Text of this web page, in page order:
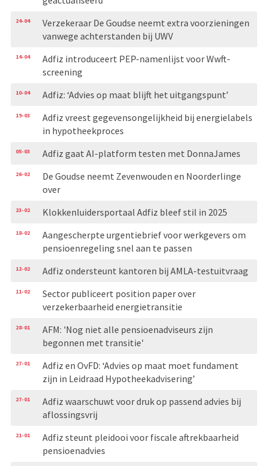
24-04
Verzekeraar De Goudse neemt extra voorzieningen
vanwege achterstanden bij UWV
14-04
Adfiz introduceert PEP-namenlijst voor Wwft-
screening
10-04 Adfiz: ‘Advies op maat blijft het uitgangspunt’
19-03
Adfiz vreest gegevensongelijkheid bij energielabels
in hypotheekproces
05-03 Adfiz gaat AI-platform testen met DonnaJames
26-02
De Goudse neemt Zevenwouden en Noorderlinge
over
23-02 Klokkenluidersportaal Adfiz bleef stil in 2025
18-02
Aangescherpte urgentiebrief voor werkgevers om
pensioenregeling snel aan te passen
12-02 Adfiz ondersteunt kantoren bij AMLA-testuitvraag
11-02
Sector publiceert position paper over
verzekerbaarheid energietransitie
28-01
AFM: 'Nog niet alle pensioenadviseurs zijn
begonnen met transitie'
27-01
Adfiz en OvFD: ‘Advies op maat moet fundament
zijn in Leidraad Hypotheekadvisering’
27-01
Adfiz waarschuwt voor druk op passend advies bij
aflossingsvrij
21-01
Adfiz steunt pleidooi voor fiscale aftrekbaarheid
pensioenadvies